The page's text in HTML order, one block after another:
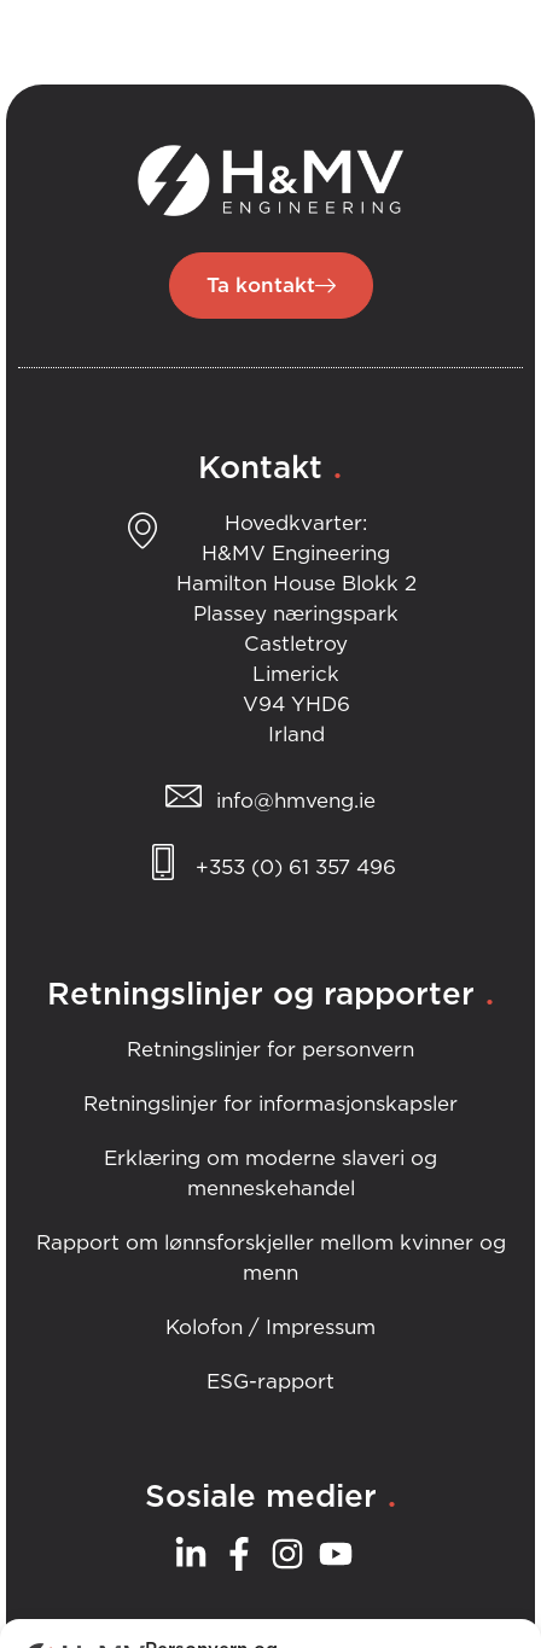
Ta kontakt
Kontakt .
Hovedkvarter:
H&MV Engineering
Hamilton House Blokk 2
Plassey næringspark
Castletroy
Limerick
V94 YHD6
Irland
info@hmveng.ie
+353 (0) 61 357 496
Retningslinjer og rapporter .
Retningslinjer for personvern
Retningslinjer for informasjonskapsler
Erklæring om moderne slaveri og
menneskehandel
Rapport om lønnsforskjeller mellom kvinner og
menn
Kolofon / Impressum
ESG-rapport
Sosiale medier .